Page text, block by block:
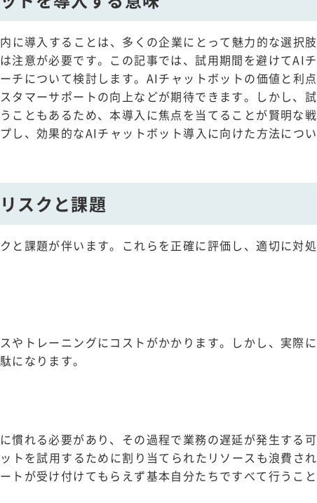
に導入することは、多くの企業にとって魅力的な選択肢
注意が必要です。この記事では、試用期間を避けてAIチ
チについて検討します。AIチャットボットの価値と利点
タマーサポートの向上などが期待できます。しかし、試
こともあるため、本導入に焦点を当てることが賢明な戦
し、効果的なAIチャットボット導入に向けた方法につい
スクと課題
と課題が伴います。これらを正確に評価し、適切に対処
やトレーニングにコストがかかります。しかし、実際に
になります。
慣れる必要があり、その過程で業務の遅延が発生する可
トを試用するために割り当てられたリソースも浪費され
トが受け付けてもらえず基本自分たちですべて行うこと